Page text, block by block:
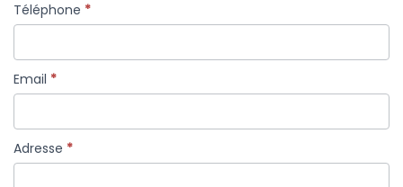
Téléphone *
Email *
Adresse *